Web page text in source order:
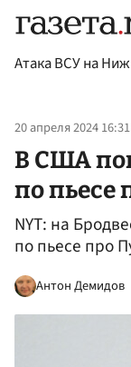
Атака ВСУ на
20 апреля 2024 16:31
В США
по пьесе
NYT: на
по пьесе про
Антон Демидов